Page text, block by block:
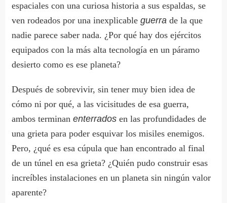
espaciales con una curiosa historia a sus espaldas, se
ven rodeados por una inexplicableguerra de la que
nadie parece saber nada. ¿Por qué hay dos ejércitos
equipados con la más alta tecnología en un páramo
desierto como es ese planeta?
Después de sobrevivir, sin tener muy bien idea de
cómo ni por qué, a las vicisitudes de esa guerra,
ambos terminanenterrados en las profundidades de
una grieta para poder esquivar los misiles enemigos.
Pero, ¿qué es esa cúpula que han encontrado al final
de un túnel en esa grieta? ¿Quién pudo construir esas
increíbles instalaciones en un planeta sin ningún valor
aparente?